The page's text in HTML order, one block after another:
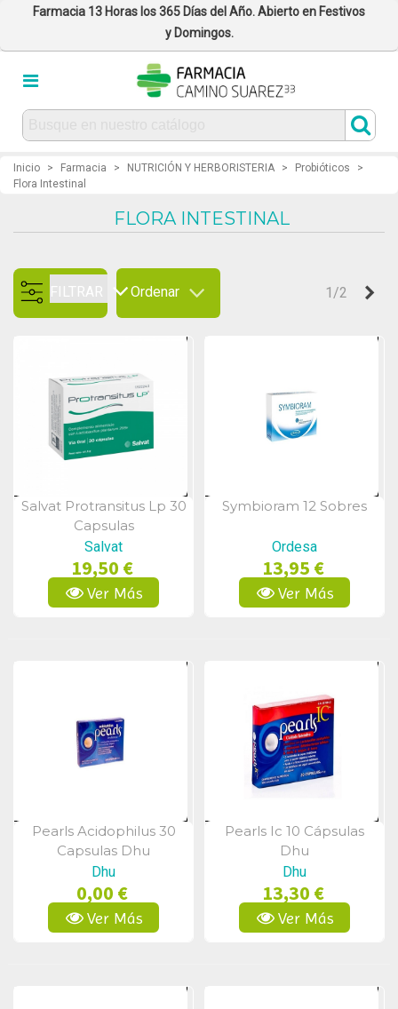
Farmacia 13 Horas los 365 Días del Año. Abierto en Festivos
y Domingos.
Inicio > Farmacia > NUTRICIÓN Y HERBORISTERIA > Probióticos
>
Flora Intestinal
FLORA INTESTINAL
FILTRAR Ordenar 1/2
Vista Rápida
Salvat Protransitus Lp 30
Capsulas
Salvat
19,50 €
Ver Más
Vista Rápida
Symbioram 12 Sobres
Ordesa
13,95 €
Ver Más
Vista Rápida
Pearls Acidophilus 30
Capsulas Dhu
Dhu
0,00 €
Ver Más
Vista Rápida
Pearls Ic 10 Cápsulas
Dhu
Dhu
13,30 €
Ver Más